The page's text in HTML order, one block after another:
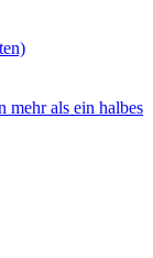
mehr als ein halbes